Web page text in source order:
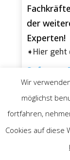
der
Experten!
➧Hier geht
Software
es
Sind Sie
mit der
Wir
möglichst
fortfahren,
Cookies auf diese